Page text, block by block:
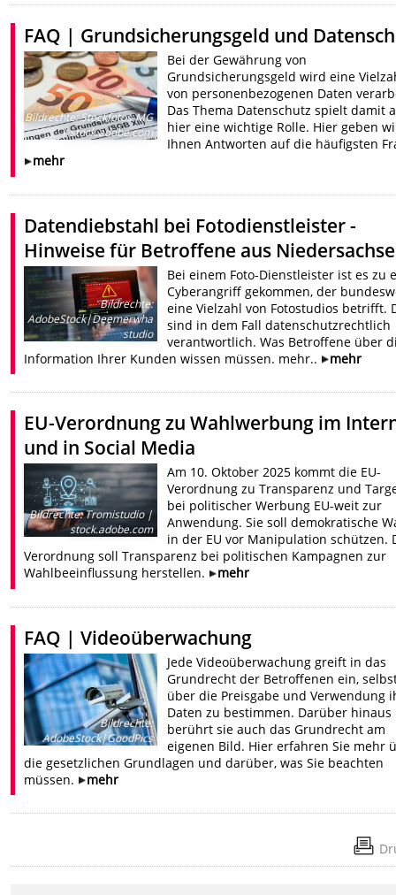
FAQ | Grundsicherungsgeld und
Bildrechte:Stockfotos-MG
| stock.adobe.com
Bei der Gewährung von
Grundsicherungsgeld wird eine
von personenbezogenen Daten
Das Thema Datenschutz spielt damit
hier eine wichtige Rolle. Hier geben
Ihnen Antworten auf die häufigsten
mehr
Datendiebstahl bei Fotodienstleister -
Hinweise für Betroffene aus
Bildrechte:
AdobeStock|Deemerwha
studio
Bei einem Foto-Dienstleister ist es zu
Cyberangriff gekommen, der
eine Vielzahl von Fotostudios betrifft.
sind in dem Fall datenschutzrechtlich
verantwortlich. Was Betroffene über
Information Ihrer Kunden wissen müssen. mehr..
mehr
EU-Verordnung zu Wahlwerbung im
und in Social Media
Bildrechte:Tromistudio |
stock.adobe.com
Am 10. Oktober 2025 kommt die EU-
Verordnung zu Transparenz und
bei politischer Werbung EU-weit zur
Anwendung. Sie soll demokratische
in der EU vor Manipulation schützen.
Verordnung soll Transparenz bei politischen Kampagnen zur
Wahlbeeinflussung herstellen.
mehr
FAQ | Videoüberwachung
Bildrechte:
AdobeStock|GoodPics
Jede Videoüberwachung greift in das
Grundrecht der Betroffenen ein,
über die Preisgabe und Verwendung
Daten zu bestimmen. Darüber hinaus
berührt sie auch das Grundrecht am
eigenen Bild. Hier erfahren Sie mehr
die gesetzlichen Grundlagen und darüber, was Sie beachten
müssen.
mehr